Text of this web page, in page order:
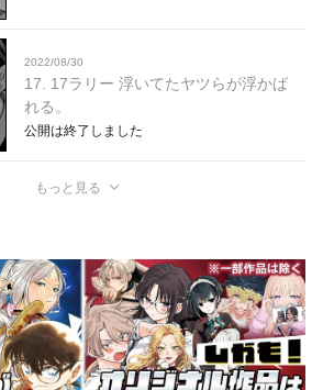
2022/08/30
17. 17ラリー 浮いてたヤツらが浮かば
れる。
公開は終了しました
もっと見る